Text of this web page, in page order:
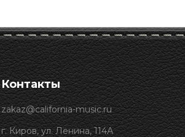
Контакты
zakaz@california-music.ru
г. Киров, ул. Ленина, 114А